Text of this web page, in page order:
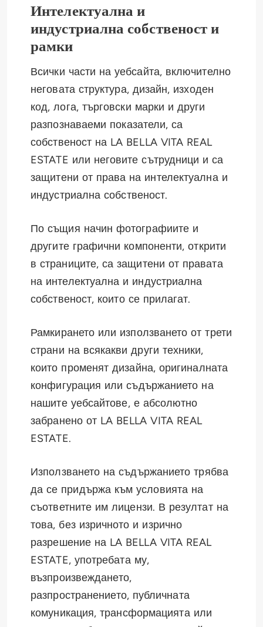
Интелектуална и
индустриална собственост и
рамки
Всички части на уебсайта, включително
неговата структура, дизайн, изходен
код, лога, търговски марки и други
разпознаваеми показатели, са
собственост на LA BELLA VITA REAL
ESTATE или неговите сътрудници и са
защитени от права на интелектуална и
индустриална собственост.
По същия начин фотографиите и
другите графични компоненти, открити
в страниците, са защитени от правата
на интелектуална и индустриална
собственост, които се прилагат.
Рамкирането или използването от трети
страни на всякакви други техники,
които променят дизайна, оригиналната
конфигурация или съдържанието на
нашите уебсайтове, е абсолютно
забранено от LA BELLA VITA REAL
ESTATE.
Използването на съдържанието трябва
да се придържа към условията на
съответните им лицензи. В резултат на
това, без изричното и изрично
разрешение на LA BELLA VITA REAL
ESTATE, употребата му,
възпроизвеждането,
разпространението, публичната
комуникация, трансформацията или